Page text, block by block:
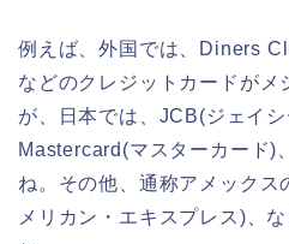
例えば、外国では、Diners
などのクレジットカードがメ
が、日本では、JCB(ジェイ
Mastercard(マスターカード)
ね。その他、通称アメック
メリカン・エキスプレス)、